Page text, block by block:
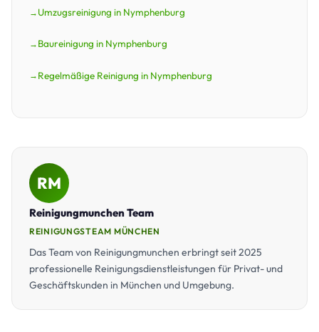
Umzugsreinigung in Nymphenburg
Baureinigung in Nymphenburg
Regelmäßige Reinigung in Nymphenburg
RM
Reinigungmunchen Team
REINIGUNGSTEAM MÜNCHEN
Das Team von Reinigungmunchen erbringt seit 2025
professionelle Reinigungsdienstleistungen für Privat- und
Geschäftskunden in München und Umgebung.